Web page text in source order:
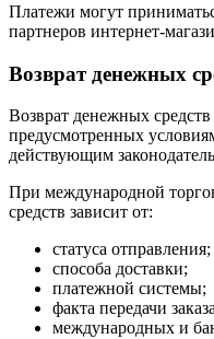
Платежи могут
партнеров интернет-
Возврат денежных
Возврат денежных средств
предусмотренных
действующим
При международной
средств зависит от:
статуса отправления;
способа доставки;
платежной системы;
факта передачи
международных и